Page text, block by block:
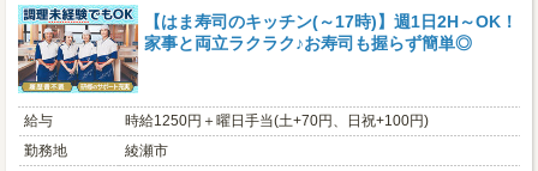
【はま寿司のキッチン(～17時)】週1日2H～OK！
家事と両立ラクラク♪お寿司も握らず簡単◎
給与
時給1250円＋曜日手当(土+70円、日祝+100円)
勤務地
綾瀬市